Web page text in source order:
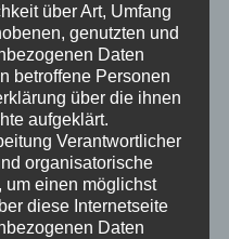
Am Ende
voller Wendungen
sich in Luft
über Art, Umfang
genutzten und
Daten
betroffene Personen
über die ihnen
aufgeklärt.
Verantwortlicher
organisatorische
um einen möglichst
diese Internetseite
Daten